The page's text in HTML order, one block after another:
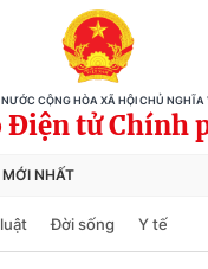
CỘNG HÒA XÃ HỘI CHỦ NGHĨA
Điện tử Chính
MỚI NHẤT
Đời sống Y tế